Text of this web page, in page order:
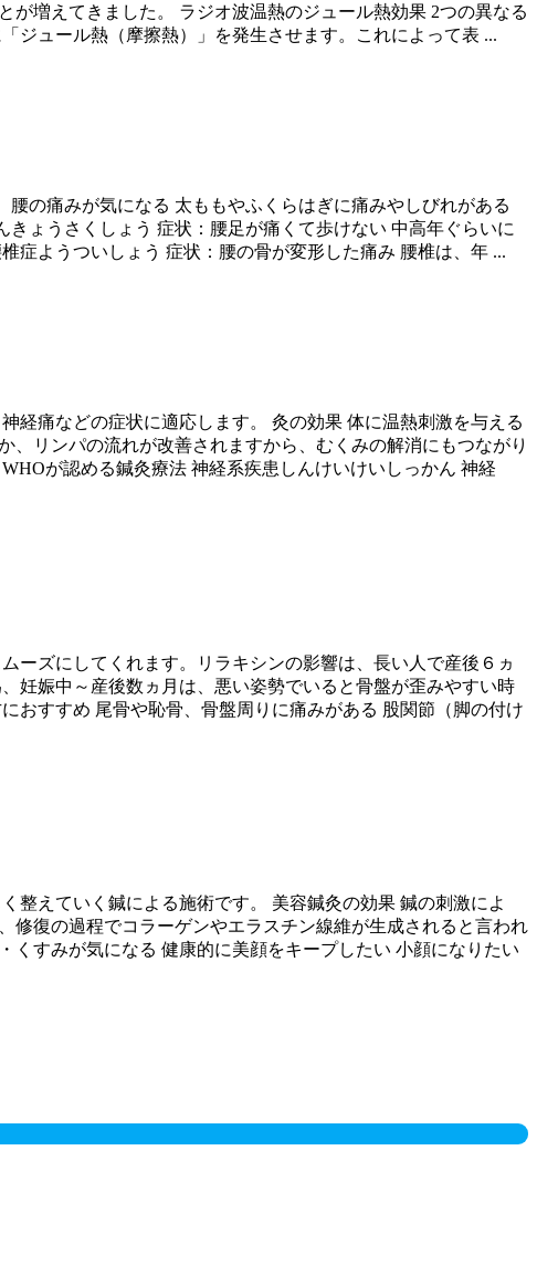
増えてきました。 ラジオ波温熱のジュール熱効果 2つの異なる
ジュール熱（摩擦熱）」を発生させます。これによって表 ...
の痛みが気になる 太ももやふくらはぎに痛みやしびれがある
ょうさくしょう 症状：腰足が痛くて歩けない 中高年ぐらいに
症ようついしょう 症状：腰の骨が変形した痛み 腰椎は、年 ...
経痛などの症状に適応します。 灸の効果 体に温熱刺激を与える
リンパの流れが改善されますから、むくみの解消にもつながり
が認める鍼灸療法 神経系疾患しんけいけいしっかん 神経
ーズにしてくれます。リラキシンの影響は、長い人で産後６ヵ
妊娠中～産後数ヵ月は、悪い姿勢でいると骨盤が歪みやすい時
おすすめ 尾骨や恥骨、骨盤周りに痛みがある 股関節（脚の付け
整えていく鍼による施術です。 美容鍼灸の効果 鍼の刺激によ
修復の過程でコラーゲンやエラスチン線維が生成されると言われ
すみが気になる 健康的に美顔をキープしたい 小顔になりたい